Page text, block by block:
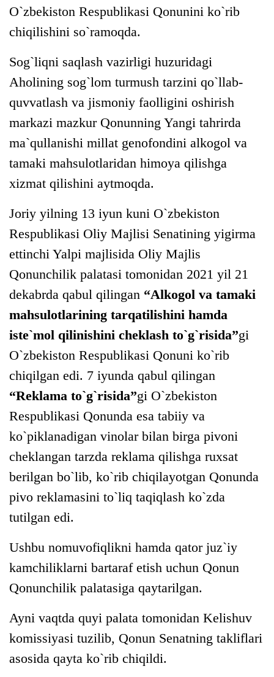
O`zbekiston Respublikasi Qonunini ko`rib
chiqilishini so`ramoqda.
Sog`liqni saqlash vazirligi huzuridagi
Aholining sog`lom turmush tarzini qo`llab-
quvvatlash va jismoniy faolligini oshirish
markazi mazkur Qonunning Yangi tahrirda
ma`qullanishi millat genofondini alkogol va
tamaki mahsulotlaridan himoya qilishga
xizmat qilishini aytmoqda.
Joriy yilning 13 iyun kuni O`zbekiston
Respublikasi Oliy Majlisi Senatining yigirma
ettinchi Yalpi majlisida Oliy Majlis
Qonunchilik palatasi tomonidan 2021 yil 21
dekabrda qabul qilingan “Alkogol va tamaki
mahsulotlarining tarqatilishini hamda
iste`mol qilinishini cheklash to`g`risida”gi
O`zbekiston Respublikasi Qonuni ko`rib
chiqilgan edi. 7 iyunda qabul qilingan
“Reklama to`g`risida”gi O`zbekiston
Respublikasi Qonunda esa tabiiy va
ko`piklanadigan vinolar bilan birga pivoni
cheklangan tarzda reklama qilishga ruxsat
berilgan bo`lib, ko`rib chiqilayotgan Qonunda
pivo reklamasini to`liq taqiqlash ko`zda
tutilgan edi.
Ushbu nomuvofiqlikni hamda qator juz`iy
kamchiliklarni bartaraf etish uchun Qonun
Qonunchilik palatasiga qaytarilgan.
Ayni vaqtda quyi palata tomonidan Kelishuv
komissiyasi tuzilib, Qonun Senatning takliflari
asosida qayta ko`rib chiqildi.